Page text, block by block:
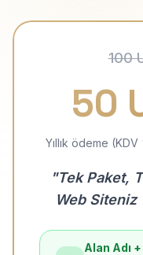
100
50
Yıllık ödeme
"Tek Paket,
Web Siteniz
Alan Adı